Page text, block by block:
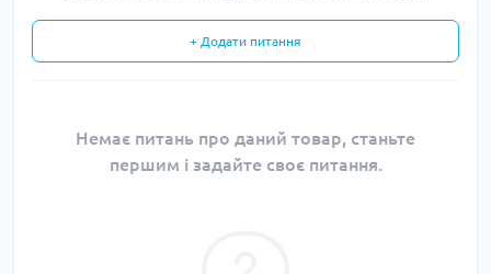
+ Додати питання
Немає питань про даний товар, станьте
першим і задайте своє питання.